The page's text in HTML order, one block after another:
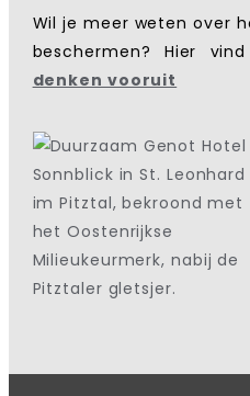
Wil je meer weten over
beschermen? Hier
denken vooruit